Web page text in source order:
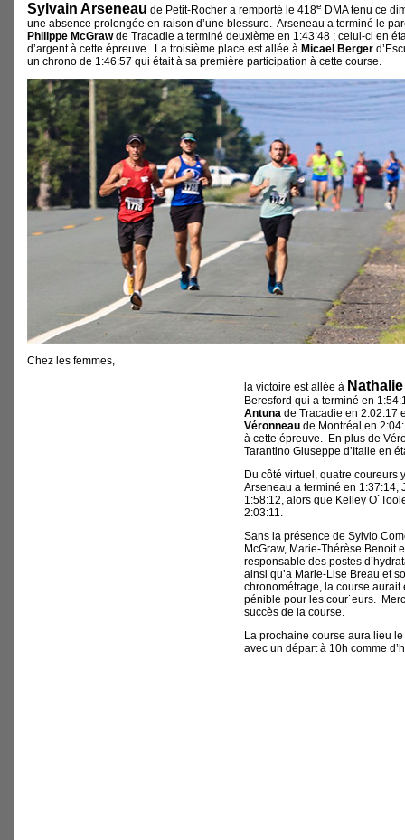
Sylvain Arseneau de Petit-Rocher a remporté le 418e DMA tenu ce
une absence prolongée en raison d’une blessure. Arseneau a terminé le
Philippe McGrawde Tracadie a terminé deuxième en 1:43:48 ; celui-ci en
d’argent à cette épreuve. La troisième place est allée à Micael Berger
un chrono de 1:46:57 qui était à sa première participation à cette course.
Chez les femmes,
la victoire est allée à
Beresford qui a terminé en
Antuna de Tracadie en 2:02:17
Véronneau de Montréal en
à cette épreuve. En plus de
Tarantino Giuseppe d’Italie en
Du côté virtuel, quatre coureurs
Arseneau a terminé en 1:37:14,
1:58:12, alors que Kelley
2:03:11.
Sans la présence de Sylvio
McGraw, Marie-Thérèse Benoit
responsable des postes
ainsi qu’a Marie-Lise Breau et
chronométrage, la course aurait
pénible pour les cour˙eurs.
succès de la course.
La prochaine course aura lieu
avec un départ à 10h comme